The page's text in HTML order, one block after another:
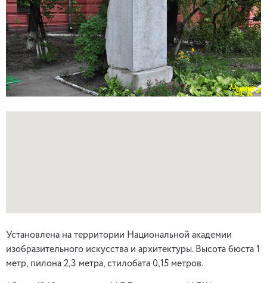
Установлена на территории Национальной академии
изобразительного искусства и архитектуры. Высота бюста 1
метр, пилона 2,3 метра, стилобата 0,15 метров.